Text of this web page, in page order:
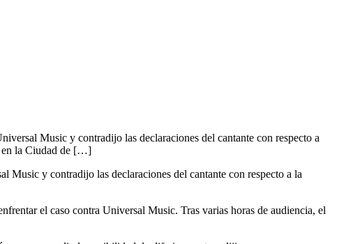
Music y contradijo las declaraciones del cantante con respecto a
en la Ciudad de […]
Music y contradijo las declaraciones del cantante con respecto a la
el caso contra Universal Music. Tras varias horas de audiencia, el